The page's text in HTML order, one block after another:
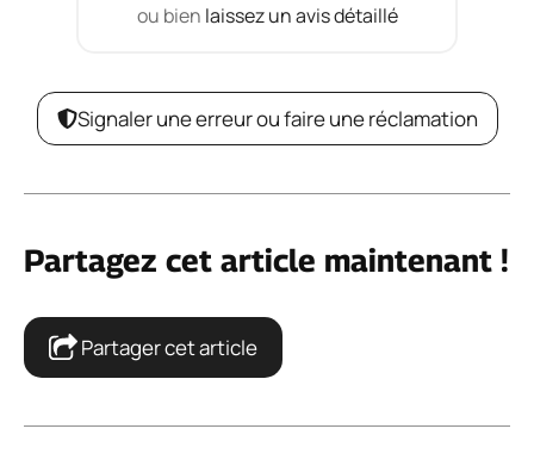
ou bien laissez un avis détaillé
Signaler une erreur ou faire une réclamation
Partagez cet article maintenant !
Partager cet article